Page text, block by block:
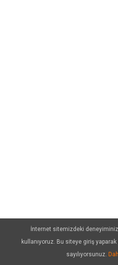
İnternet sitemizdeki
kullanıyoruz. Bu siteye giriş
sayılıyorsunuz.